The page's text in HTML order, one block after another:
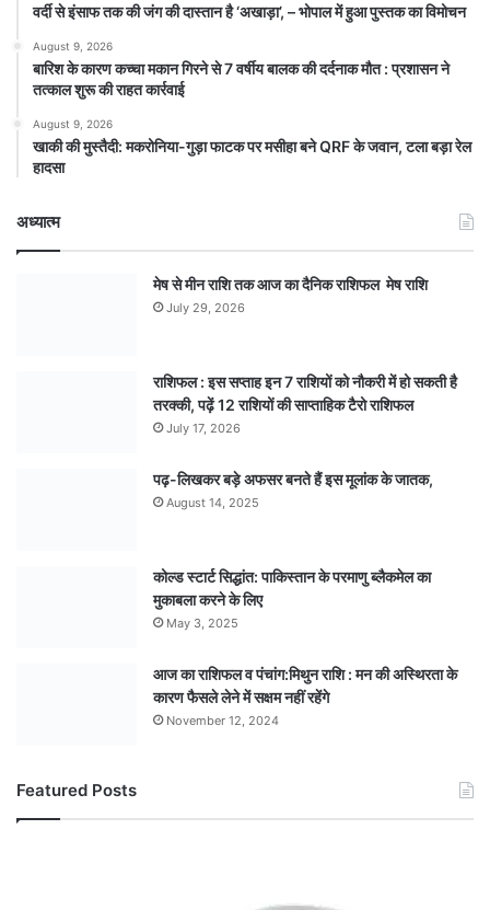
वर्दी से इंसाफ तक की जंग की दास्तान है ‘अखाड़ा’, – भोपाल में हुआ पुस्तक का विमोचन
August 9, 2026
बारिश के कारण कच्चा मकान गिरने से 7 वर्षीय बालक की दर्दनाक मौत : प्रशासन ने
तत्काल शुरू की राहत कार्रवाई
August 9, 2026
खाकी की मुस्तैदी: मकरोनिया-गुड़ा फाटक पर मसीहा बने QRF के जवान, टला बड़ा रेल
हादसा
अध्यात्म
मेष से मीन राशि तक आज का दैनिक राशिफल मेष राशि
July 29, 2026
राशिफल : इस सप्ताह इन 7 राशियों को नौकरी में हो सकती है
तरक्की, पढ़ें 12 राशियों की साप्ताहिक टैरो राशिफल
July 17, 2026
पढ़-लिखकर बड़े अफसर बनते हैं इस मूलांक के जातक,
August 14, 2025
कोल्ड स्टार्ट सिद्धांत: पाकिस्तान के परमाणु ब्लैकमेल का
मुकाबला करने के लिए
May 3, 2025
आज का राशिफल व पंचांग:मिथुन राशि : मन की अस्थिरता के
कारण फैसले लेने में सक्षम नहीं रहेंगे
November 12, 2024
Featured Posts